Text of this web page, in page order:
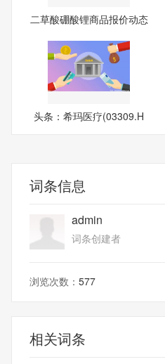
二草酸硼酸锂商品报价动态
头条：希玛医疗(03309.H
词条信息
admin
词条创建者
浏览次数： 577
相关词条